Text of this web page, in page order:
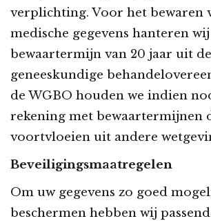
verplichting. Voor het bewaren
medische gegevens hanteren
bewaartermijn van 20 jaar uit
geneeskundige
de WGBO houden we indien
rekening met bewaartermijnen
voortvloeien uit andere
Beveiligingsmaatregelen
Om uw gegevens zo goed
beschermen hebben wij